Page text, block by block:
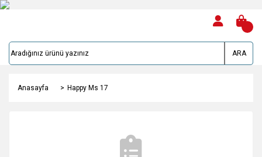
ARA
Anasayfa Happy Ms 17